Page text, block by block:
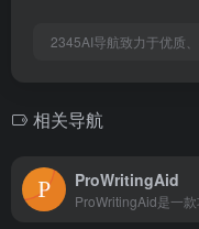
2345AI导航致力于优质
相关导航
ProWritingAid